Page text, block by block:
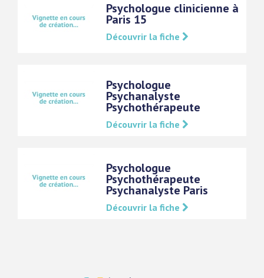
Psychologue clinicienne à
Paris 15
Découvrir la fiche
Psychologue
Psychanalyste
Psychothérapeute
Découvrir la fiche
Psychologue
Psychothérapeute
Psychanalyste Paris
Découvrir la fiche